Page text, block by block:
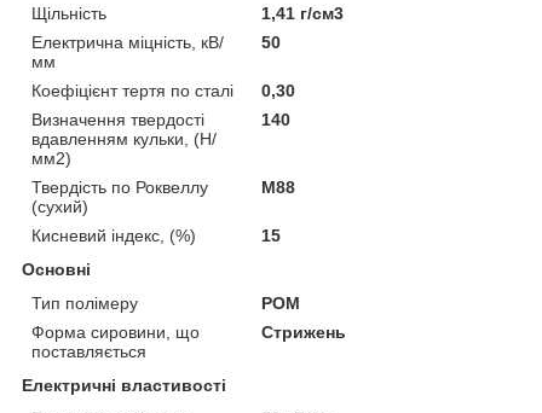
Щільність
1,41 г/см3
Електрична міцність, кВ/
мм
50
Коефіцієнт тертя по сталі
0,30
Визначення твердості
вдавленням кульки, (Н/
мм2)
140
Твердість по Роквеллу
(сухий)
М88
Кисневий індекс, (%)
15
Основні
Тип полімеру
POM
Форма сировини, що
поставляється
Стрижень
Електричні властивості